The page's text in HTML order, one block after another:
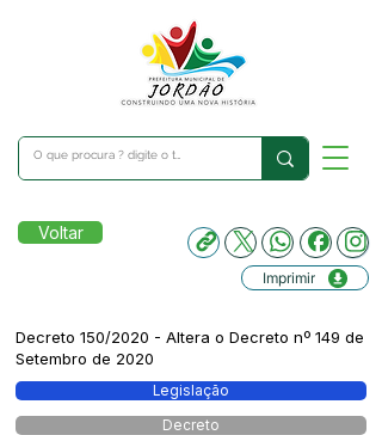
Voltar
Imprimir
Decreto 150/2020 - Altera o Decreto nº 149 de
Setembro de 2020
Legislação
Decreto